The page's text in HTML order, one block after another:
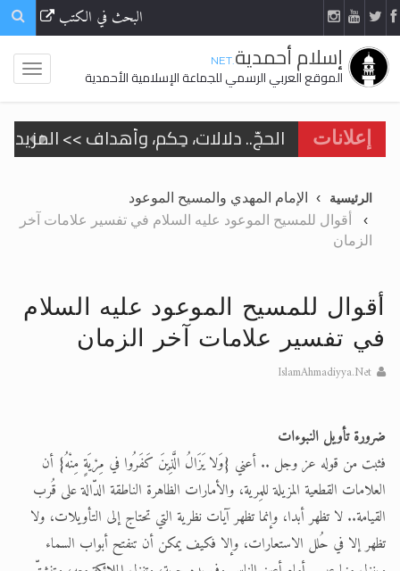
البحث في الكتب
إسلام أحمدية.NET
الموقع العربي الرسمي للجماعة الإسلامية الأحمدية
إعلانات
الحجّ.. دلالات، حِكم، وأهداف >> المزيد
اقرأ هذا المقال في أهمية عيد
تعميم هامّ لأفراد الجماعة >> المزيد
تعميم هامّ لأفراد الجماعة >> المزيد
اقرأ هذا الكتاب وتعرّف على حقيقة
الرئيسية
الإمام المهدي والمسيح الموعود
أقوال للمسيح الموعود عليه السلام في تفسير علامات آخر
الزمان
أقوال للمسيح الموعود عليه السلام
في تفسير علامات آخر الزمان
IslamAhmadiyya.Net
ضرورة تأويل النبوءات
فثبت من قوله عز وجل .. أعني {وَلا يَزَالُ الَّذِينَ كَفَرُوا في مِرْيَةٍ مِنْهُ} أن
العلامات القطعية المزيلة للمِرية، والأمارات الظاهرة الناطقة الدّالة على قُرب
القيامة.. لا تظهر أبدا، وإنما تظهر آيات نظرية التي تحتاج إلى التأويلات، ولا
تظهر إلا في حُلل الاستعارات، وإلا فكيف يمكن أن تنفتح أبواب السماء